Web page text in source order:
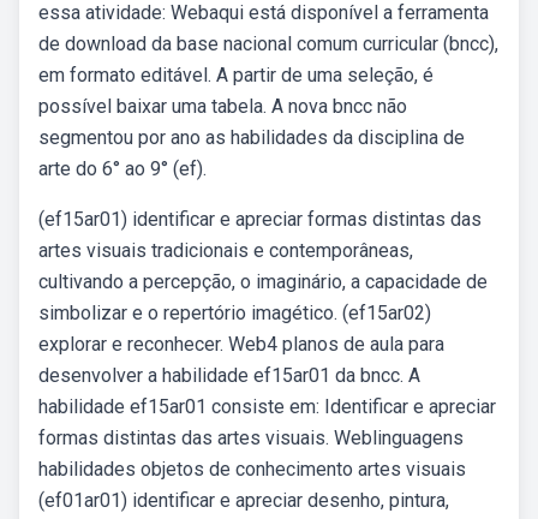
essa atividade: Webaqui está disponível a ferramenta
de download da base nacional comum curricular (bncc),
em formato editável. A partir de uma seleção, é
possível baixar uma tabela. A nova bncc não
segmentou por ano as habilidades da disciplina de
arte do 6° ao 9° (ef).
(ef15ar01) identificar e apreciar formas distintas das
artes visuais tradicionais e contemporâneas,
cultivando a percepção, o imaginário, a capacidade de
simbolizar e o repertório imagético. (ef15ar02)
explorar e reconhecer. Web4 planos de aula para
desenvolver a habilidade ef15ar01 da bncc. A
habilidade ef15ar01 consiste em: Identificar e apreciar
formas distintas das artes visuais. Weblinguagens
habilidades objetos de conhecimento artes visuais
(ef01ar01) identificar e apreciar desenho, pintura,